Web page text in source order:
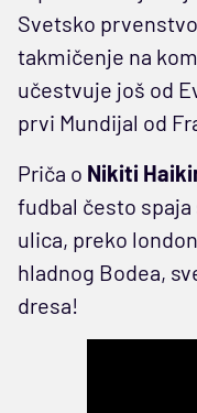
Svetsko
takmičenje na
učestvuje još od
prvi Mundijal od
Priča o Nikiti
fudbal često
ulica, preko
hladnog Bodea,
dresa!